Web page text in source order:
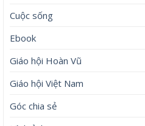
Cuộc sống
Ebook
Giáo hội Hoàn Vũ
Giáo hội Việt Nam
Góc chia sẻ